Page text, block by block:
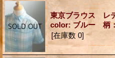
東京ブラウス
color: ブルー 柄
[在庫数 0]